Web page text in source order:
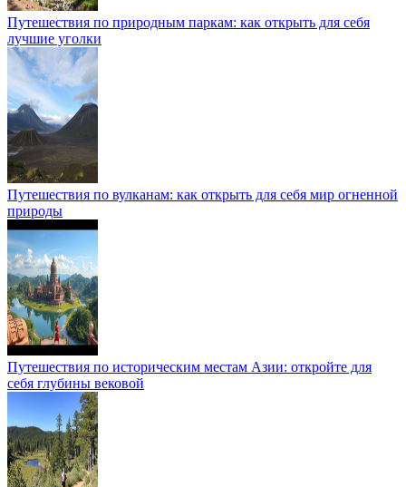
Путешествия по природным паркам: как открыть для себя
лучшие уголки
Путешествия по вулканам: как открыть для себя мир огненной
природы
Путешествия по историческим местам Азии: откройте для
себя глубины вековой